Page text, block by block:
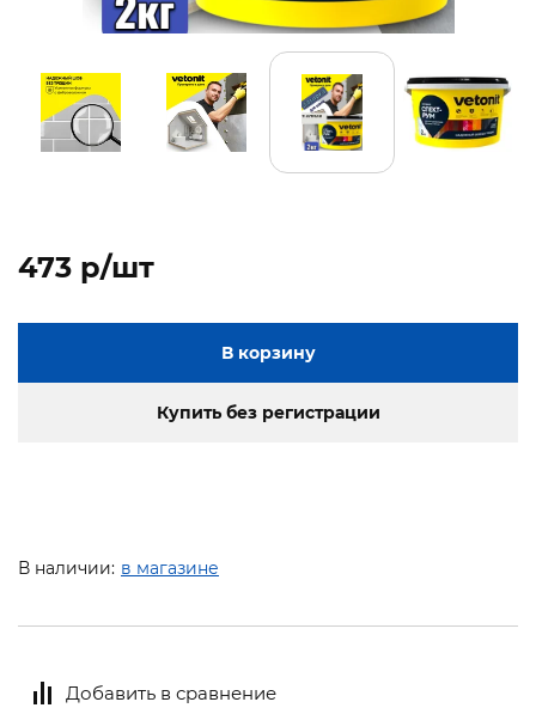
473 p/шт
В корзину
Купить без регистрации
В наличии: в магазине
Добавить в сравнение